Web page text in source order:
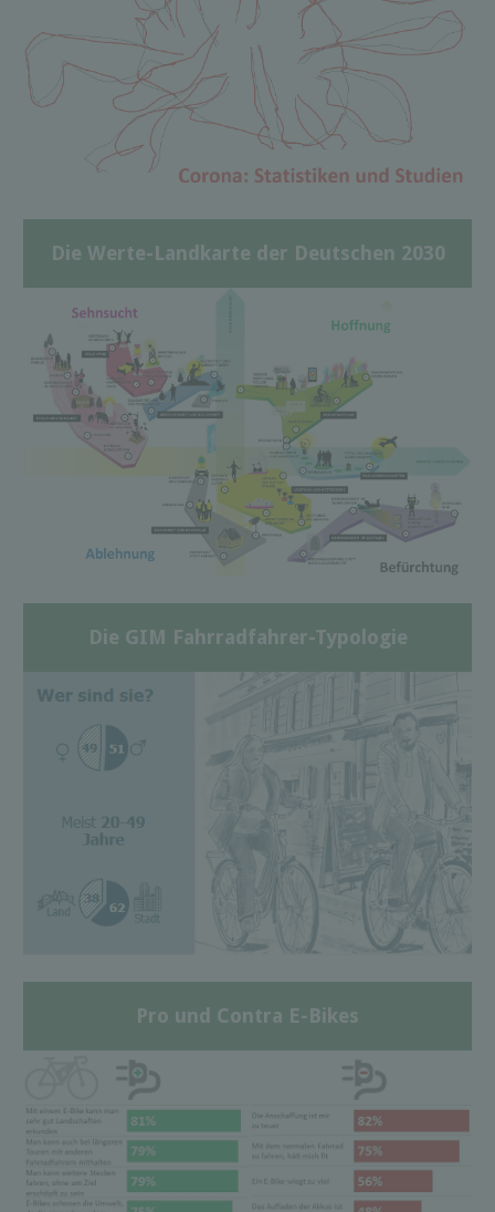
Die Werte-Landkarte der Deutschen 2030
Die GIM Fahrradfahrer-Typologie
Pro und Contra E-Bikes